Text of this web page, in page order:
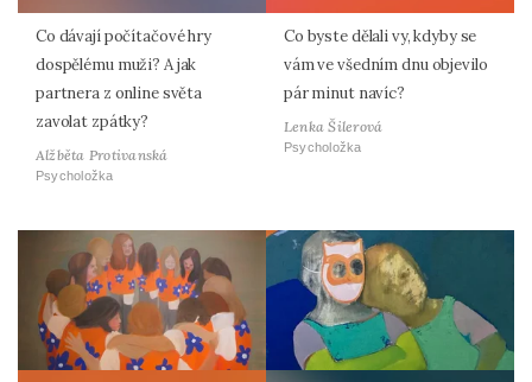
Co dávají počítačové hry
dospělému muži? A jak
partnera z online světa
zavolat zpátky?
Alžběta Protivanská
Psycholožka
Co byste dělali vy, kdyby se
vám ve všedním dnu objevilo
pár minut navíc?
Lenka Šilerová
Psycholožka